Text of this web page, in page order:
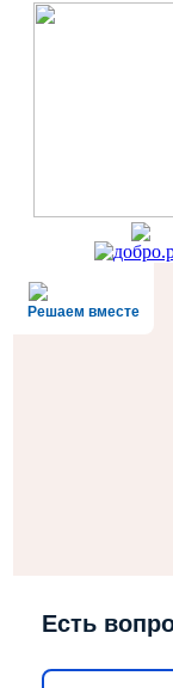
Решаем вместе
Есть